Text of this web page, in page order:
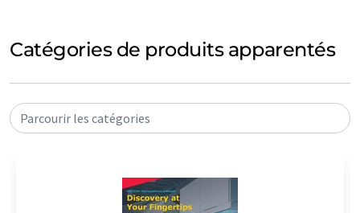
Catégories de produits apparentés
Parcourir les catégories